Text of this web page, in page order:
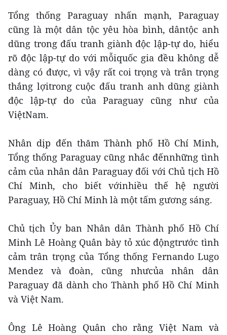
Tổng thống Paraguay nhấn mạnh, Paraguay
cũng là một dân tộc yêu hòa bình, dântộc anh
dũng trong đấu tranh giành độc lập-tự do, hiểu
rõ độc lập-tự do với mỗiquốc gia đều không dễ
dàng có được, vì vậy rất coi trọng và trân trọng
thắng lợitrong cuộc đấu tranh anh dũng giành
độc lập-tự do của Paraguay cũng như của
ViệtNam.
Nhân dịp đến thăm Thành phố Hồ Chí Minh,
Tổng thống Paraguay cũng nhắc đếnnhững tình
cảm của nhân dân Paraguay đối với Chủ tịch Hồ
Chí Minh, cho biết vớinhiều thế hệ người
Paraguay, Hồ Chí Minh là một tấm gương sáng.
Chủ tịch Ủy ban Nhân dân Thành phố Hồ Chí
Minh Lê Hoàng Quân bày tỏ xúc độngtrước tình
cảm trân trọng của Tổng thống Fernando Lugo
Mendez và đoàn, cũng nhưcủa nhân dân
Paraguay đã dành cho Thành phố Hồ Chí Minh
và Việt Nam.
Ông Lê Hoàng Quân cho rằng Việt Nam và